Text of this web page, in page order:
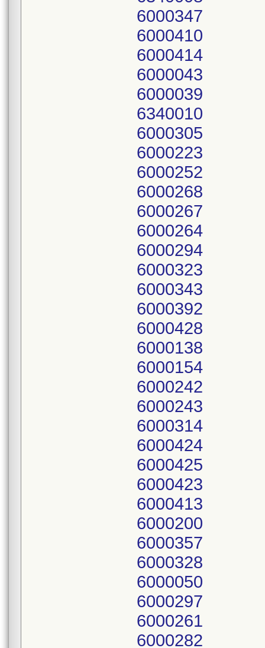
6000347
6000410
6000414
6000043
6000039
6340010
6000305
6000223
6000252
6000268
6000267
6000264
6000294
6000323
6000343
6000392
6000428
6000138
6000154
6000242
6000243
6000314
6000424
6000425
6000423
6000413
6000200
6000357
6000328
6000050
6000297
6000261
6000282